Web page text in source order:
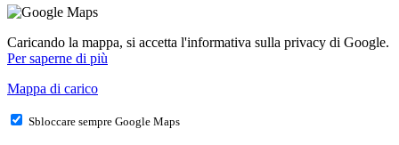
Caricando la mappa, si accetta l'informativa sulla privacy di Google.
Per saperne di più
Mappa di carico
Sbloccare sempre Google Maps